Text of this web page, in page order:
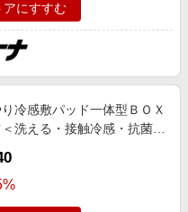
ンテリア,お薦め商品,ロング
新色追加,動画あり
アにすすむ
冷感敷パッド一体型ＢＯＸ
洗える・接触冷感・抗菌防
しさ対策＞ アイボリー シ
インテリア iellio 春号 ひん
テム,接触冷感 SNS,インテ